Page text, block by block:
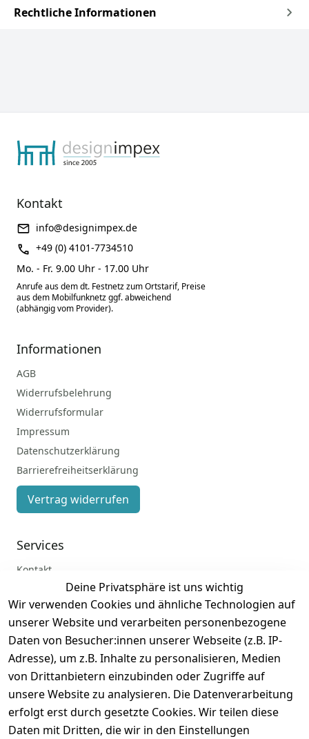
Rechtliche Informationen
Deine Privatsphäre ist uns wichtig
Wir verwenden Cookies und ähnliche Technologien auf
unserer Website und verarbeiten personenbezogene
Daten von Besucher:innen unserer Webseite (z.B. IP-
Adresse), um z.B. Inhalte zu personalisieren, Medien
von Drittanbietern einzubinden oder Zugriffe auf
unsere Website zu analysieren. Die Datenverarbeitung
erfolgt erst durch gesetzte Cookies. Wir teilen diese
Daten mit Dritten, die wir in den Einstellungen
Kontakt
info@designimpex.de
+49 (0) 4101-7734510
Mo. - Fr. 9.00 Uhr - 17.00 Uhr
Anrufe aus dem dt. Festnetz zum Ortstarif, Preise
aus dem Mobilfunknetz ggf. abweichend
(abhängig vom Provider).
Informationen
AGB
Widerrufsbelehrung
Widerrufsformular
Impressum
Datenschutzerklärung
Barrierefreiheitserklärung
Vertrag widerrufen
Services
Kontakt
Registrieren
Zahlung und Versand